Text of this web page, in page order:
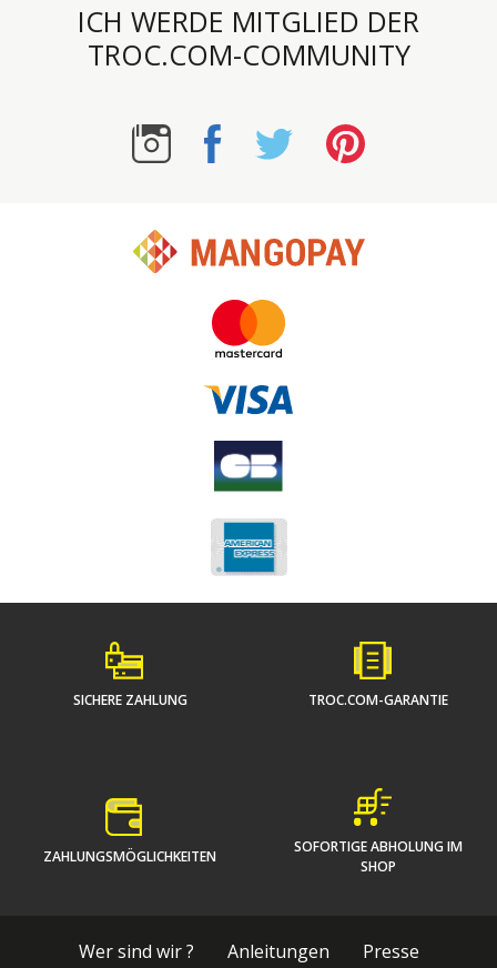
ICH WERDE MITGLIED DER
TROC.COM-COMMUNITY
SICHERE ZAHLUNG TROC.COM-GARANTIE
ZAHLUNGSMÖGLICHKEITEN
SOFORTIGE ABHOLUNG IM
SHOP
Wer sind wir ? Anleitungen
Presse